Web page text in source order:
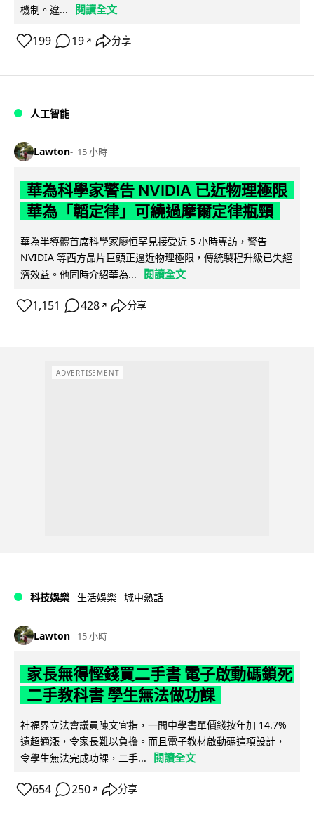
機制。違...
閱讀全文
199 19 ↗ 分享
人工智能
Lawton 15 小時
華為科學家警告 NVIDIA 已近物理極限
華為「韜定律」可繞過摩爾定律瓶頸
華為半導體首席科學家廖恒罕見接受近 5 小時專訪，警告
NVIDIA 等西方晶片巨頭正逼近物理極限，傳統製程升級已失經
濟效益。他同時介紹華為...
閱讀全文
1,151 428 ↗ 分享
ADVERTISEMENT
科技娛樂 生活娛樂 城中熱話
Lawton 15 小時
家長無得慳錢買二手書 電子啟動碼鎖死
二手教科書 學生無法做功課
社福界立法會議員陳文宜指，一間中學書單價錢按年加 14.7%
遠超通漲，令家長難以負擔。而且電子教材啟動碼這項設計，
令學生無法完成功課，二手...
閱讀全文
654 250 ↗ 分享